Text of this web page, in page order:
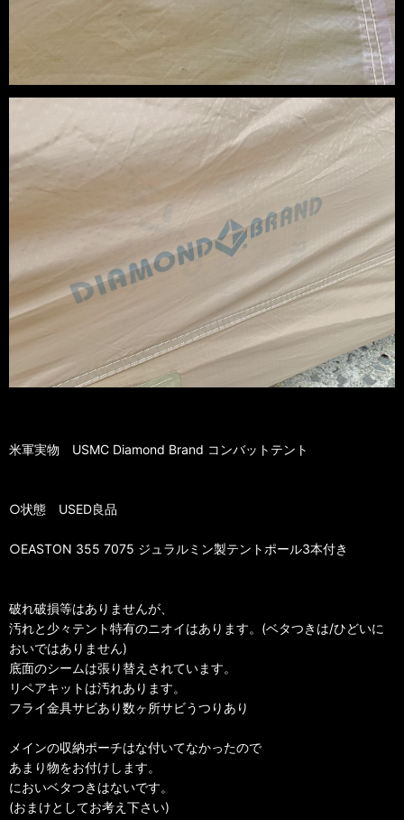
米軍実物 USMC Diamond Brand コンバットテント
○状態 USED良品
○EASTON 355 7075 ジュラルミン製テントポール3本付き
破れ破損等はありませんが、
汚れと少々テント特有のニオイはあります。(ベタつきは/ひどいに
おいではありません)
底面のシームは張り替えされています。
リペアキットは汚れあります。
フライ金具サビあり数ヶ所サビうつりあり
メインの収納ポーチはな付いてなかったので
あまり物をお付けします。
においベタつきはないです。
(おまけとしてお考え下さい)